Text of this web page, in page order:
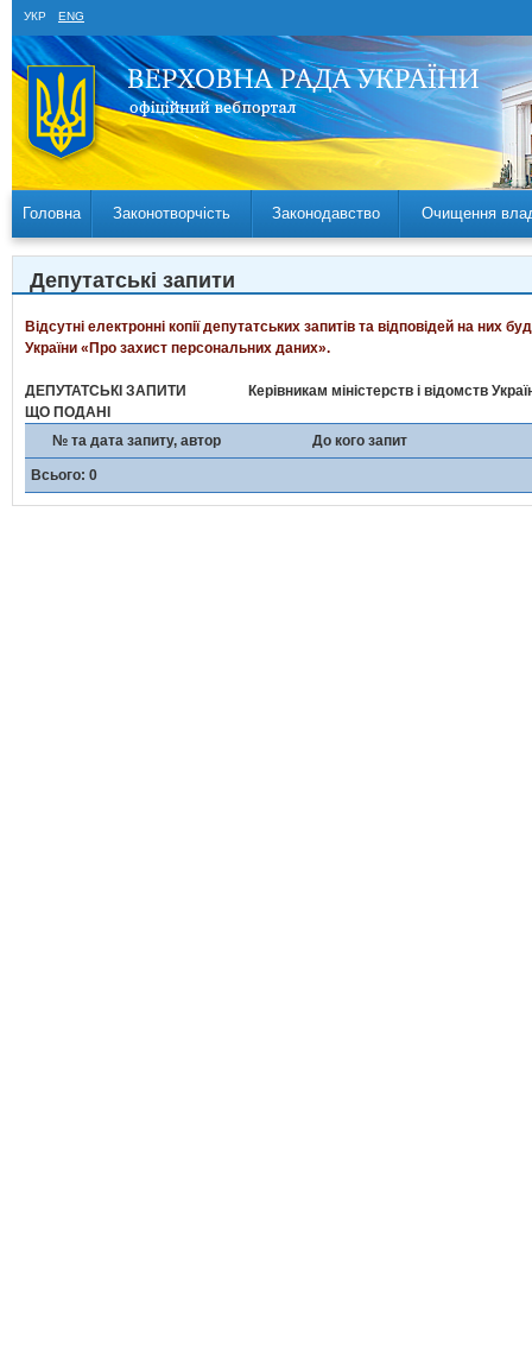
УКР ENG
Головна Законотворчість Законодавство Очищення
Депутатські запити
Відсутні електронні копії депутатських запитів та відповідей на
України «Про захист персональних даних».
ДЕПУТАТСЬКІ ЗАПИТИ
ЩО ПОДАНІ
Керівникам міністерств і відомств
№ та дата запиту, автор До кого запит
Всього: 0